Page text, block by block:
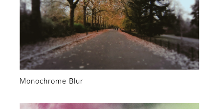
Monochrome Blur